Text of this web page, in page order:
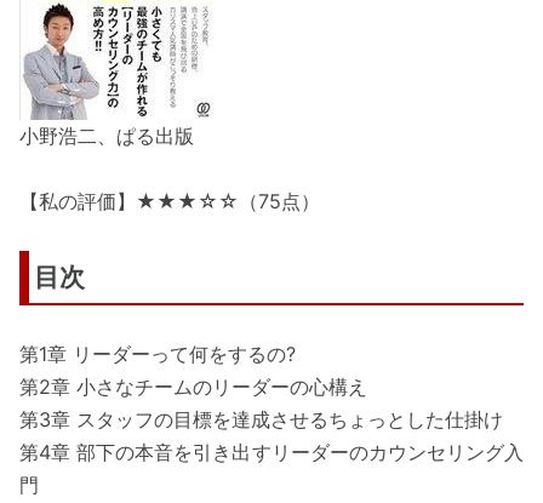
小野浩二、ぱる出版
【私の評価】★★★☆☆（75点）
目次
第1章 リーダーって何をするの?
第2章 小さなチームのリーダーの心構え
第3章 スタッフの目標を達成させるちょっとした仕掛け
第4章 部下の本音を引き出すリーダーのカウンセリング入
門